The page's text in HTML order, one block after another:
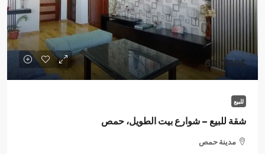
50,000$
للبيع
شقة للبيع – شوارع بيت الطويل، حمص
مدينة حمص